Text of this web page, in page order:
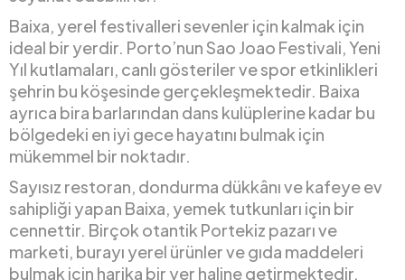
Baixa, yerel festivalleri sevenler için kalmak için
ideal bir yerdir. Porto’nun Sao Joao Festivali, Yeni
Yıl kutlamaları, canlı gösteriler ve spor etkinlikleri
şehrin bu köşesinde gerçekleşmektedir. Baixa
ayrıca bira barlarından dans kulüplerine kadar bu
bölgedeki en iyi gece hayatını bulmak için
mükemmel bir noktadır.
Sayısız restoran, dondurma dükkânı ve kafeye ev
sahipliği yapan Baixa, yemek tutkunları için bir
cennettir. Birçok otantik Portekiz pazarı ve
marketi, burayı yerel ürünler ve gıda maddeleri
bulmak için harika bir yer haline getirmektedir.